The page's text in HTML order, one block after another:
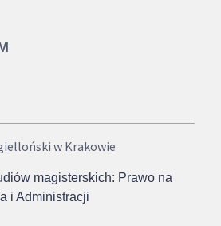
w Krakowie
magisterskich: Prawo na
i Administracji